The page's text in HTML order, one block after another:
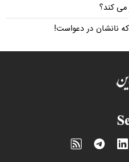
می کند؟
نانشان در دعواست!